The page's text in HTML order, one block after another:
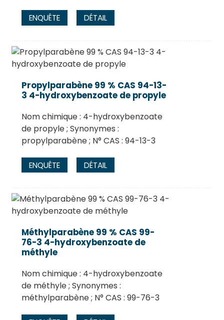
ENQUÊTE DÉTAIL
Propylparabène 99 % CAS 94-13-
3 4-hydroxybenzoate de propyle
Nom chimique : 4-hydroxybenzoate
de propyle ; Synonymes :
propylparabène ; N° CAS : 94-13-3
ENQUÊTE DÉTAIL
Méthylparabène 99 % CAS 99-
76-3 4-hydroxybenzoate de
méthyle
Nom chimique : 4-hydroxybenzoate
de méthyle ; Synonymes :
méthylparabène ; N° CAS : 99-76-3